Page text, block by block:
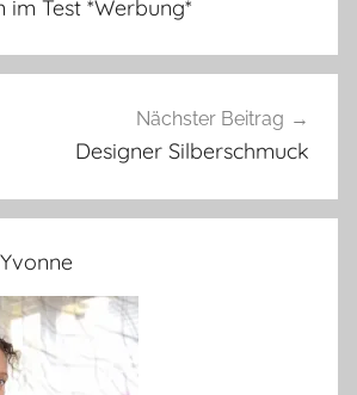
im Test *Werbung*
Nächster Beitrag
Designer Silberschmuck